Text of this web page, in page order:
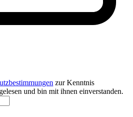
zur Kenntnis
gelesen und bin mit ihnen einverstanden.